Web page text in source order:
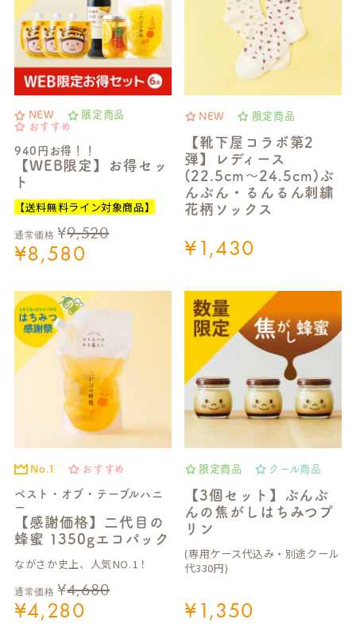
NEW
限定商品
おすすめ
940円お得！！
【WEB限定】お得セッ
ト
【送料無料ライン対象商品】
通常価格 ¥9,520
¥8,580
NEW 限定商品
【靴下屋コラボ第2
弾】レディース
(22.5cm～24.5cm)ぶ
んぶん・るんるん刺繍
花柄ソックス
¥1,430
No.1 おすすめ
ベスト・オブ・テーブルハニ
ー
【感謝価格】二代目の
蜂蜜 1350gエコパック
ながさか史上、人気NO.1！
通常価格 ¥4,680
¥4,280
限定商品 クール商品
【3個セット】ぶんぶ
んの焦がしはちみつプ
リン
(専用ケース代込み・別途クール
代330円)
¥1,350